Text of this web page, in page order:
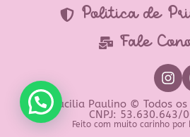
Política de
Fale
Prof Lucilia Paulino © Todos os
CNPJ: 53.630.643/
Feito com muito carinho por